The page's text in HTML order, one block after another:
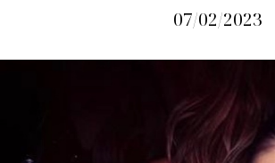
07/02/2023